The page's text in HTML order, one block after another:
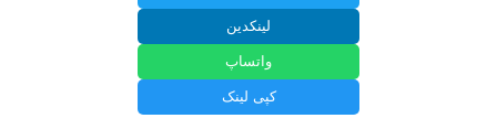
لینکدین
واتساپ
کپی لینک